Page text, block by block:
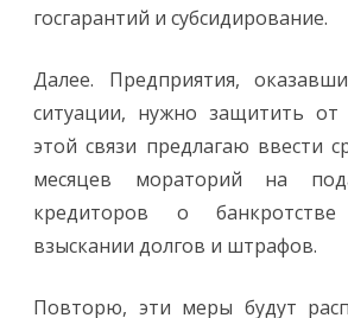
госгарантий и субсидирование.
Далее. Предприятия,
ситуации, нужно защитить от
этой связи предлагаю ввести
месяцев мораторий на
кредиторов о
взыскании долгов и штрафов.
Повторю, эти меры будут